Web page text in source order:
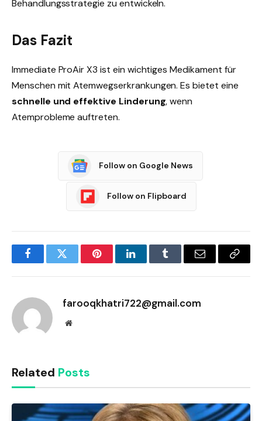
Behandlungsstrategie zu entwickeln.
Das Fazit
Immediate ProAir X3 ist ein wichtiges Medikament für
Menschen mit Atemwegserkrankungen. Es bietet eine
schnelle und effektive Linderung, wenn
Atemprobleme auftreten.
Follow on Google News
Follow on Flipboard
FacebookTwitter PinterestLinkedInTumblr Email
Copy
farooqkhatri722@gmail.com
Website
Related Posts